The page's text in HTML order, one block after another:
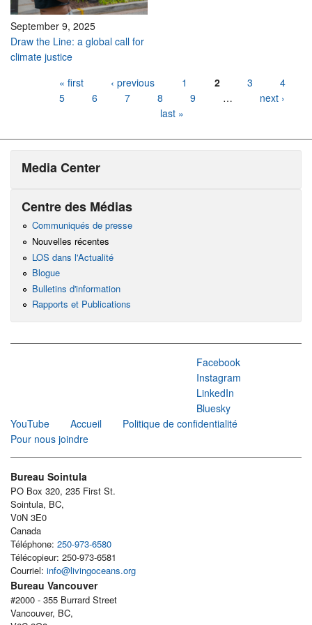
September 9, 2025
Draw the Line: a global call for
climate justice
« first ‹ previous 1 2 3
4
5
6 7 8 9 …
next ›
last »
Media Center
Centre des Médias
Communiqués de presse
Nouvelles récentes
LOS dans l'Actualité
Blogue
Bulletins d'information
Rapports et Publications
Facebook
Instagram
LinkedIn
Bluesky
YouTube
Accueil
Politique de confidentialité
Pour nous joindre
Bureau Sointula
PO Box 320, 235 First St.
Sointula, BC,
V0N 3E0
Canada
Téléphone: 250-973-6580
Télécopieur: 250-973-6581
Courriel: info@livingoceans.org
Bureau Vancouver
#2000 - 355 Burrard Street
Vancouver, BC,